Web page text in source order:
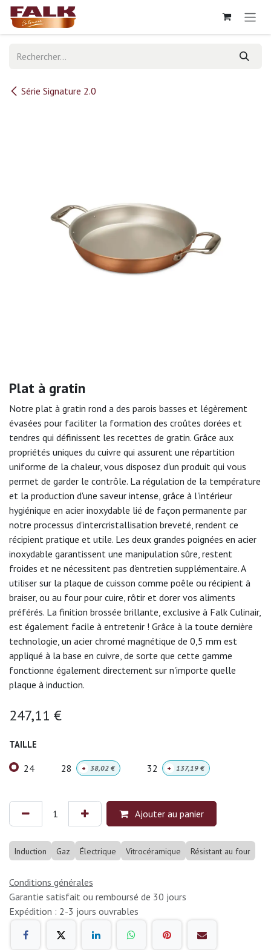
Se rendre au contenu
Série Signature 2.0
Plat à gratin
Notre plat à gratin rond a des parois basses et légèrement
évasées pour faciliter la formation des croûtes dorées et
tendres qui définissent les recettes de gratin. Grâce aux
propriétés uniques du cuivre qui assurent une répartition
uniforme de la chaleur, vous disposez d'un produit qui vous
permet de garder le contrôle. La régulation de la température
et la production d'une saveur intense, grâce à l'intérieur
hygiénique en acier inoxydable lié de façon permanente par
notre processus d'intercristallisation breveté, rendent ce
récipient pratique et utile. Les deux grandes poignées en acier
inoxydable garantissent une manipulation sûre, restent
froides et ne nécessitent pas d'entretien supplémentaire. A
utiliser sur la plaque de cuisson comme poêle ou récipient à
braiser, ou au four pour cuire, rôtir et dorer vos aliments
préférés. La finition brossée brillante, exclusive à Falk Culinair,
est également facile à entretenir ! Grâce à la toute dernière
technologie, un acier chromé magnétique de 0,5 mm est
appliqué à la base en cuivre, de sorte que cette gamme
fonctionne également directement sur n'importe quelle
plaque à induction.
247,11 €
TAILLE
24 28 + 38,02 € 32 + 137,19€
Ajouter au panier
Induction Gaz Électrique Vitrocéramique Résistant au four
Conditions générales
Garantie satisfait ou remboursé de 30 jours
Expédition : 2-3 jours ouvrables